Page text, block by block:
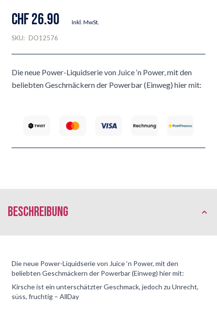
CHF 26.90 Inkl. MwSt.
SKU: DO12576
Die neue Power-Liquidserie von Juice ‘n Power, mit den
beliebten Geschmäckern der Powerbar (Einweg) hier mit:
Beschreibung
Die neue Power-Liquidserie von Juice ‘n Power, mit den
beliebten Geschmäckern der Powerbar (Einweg) hier mit:
Kirsche ist ein unterschätzter Geschmack, jedoch zu Unrecht,
süss, fruchtig – AllDay